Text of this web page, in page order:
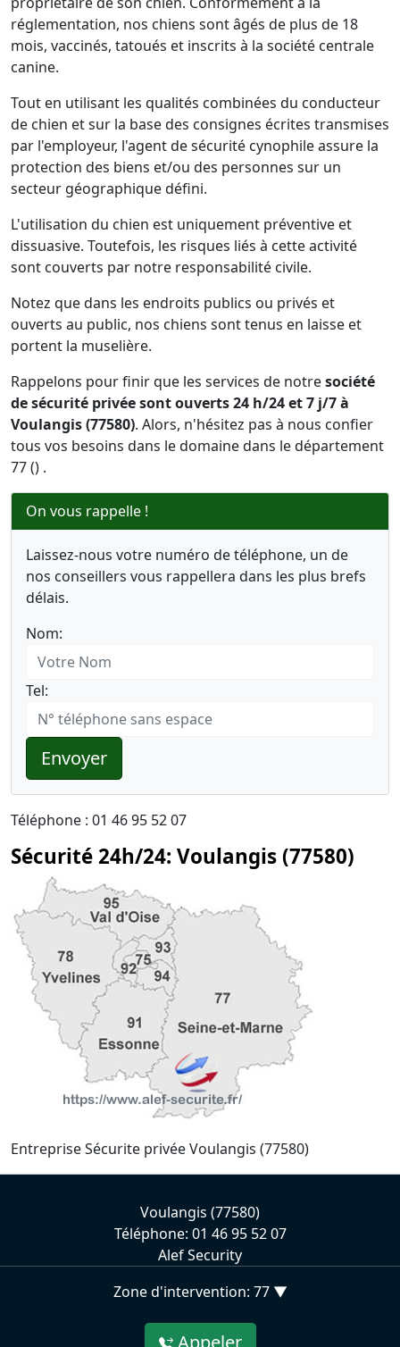
réglementation, nos chiens sont âgés de plus de 18
mois, vaccinés, tatoués et inscrits à la société centrale
canine.
Tout en utilisant les qualités combinées du conducteur
de chien et sur la base des consignes écrites transmises
par l'employeur, l'agent de sécurité cynophile assure la
protection des biens et/ou des personnes sur un
secteur géographique défini.
L'utilisation du chien est uniquement préventive et
dissuasive. Toutefois, les risques liés à cette activité
sont couverts par notre responsabilité civile.
Notez que dans les endroits publics ou privés et
ouverts au public, nos chiens sont tenus en laisse et
portent la muselière.
Rappelons pour finir que les services de notresociété
de sécurité privée sont ouverts 24 h/24 et 7 j/7 à
Voulangis (77580). Alors, n'hésitez pas à nous confier
tous vos besoins dans le domaine dans le département
77 () .
On vous rappelle !
Laissez-nous votre numéro de téléphone, un de
nos conseillers vous rappellera dans les plus brefs
délais.
Nom:
Tel:
Envoyer
Téléphone : 01 46 95 52 07
Sécurité 24h/24: Voulangis (77580)
Entreprise Sécurite privée Voulangis (77580)
Voulangis (77580)
Téléphone: 01 46 95 52 07
Alef Security
Zone d'intervention: 77 ▼
Appeler